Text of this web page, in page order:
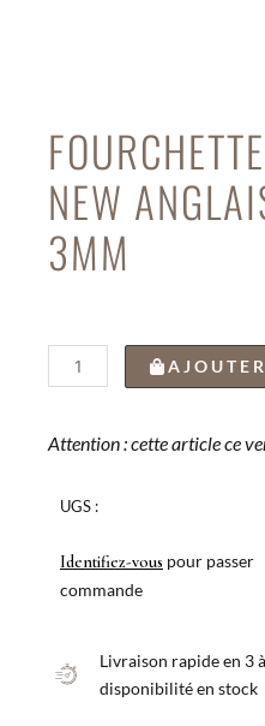
NEW
3MM
quantité
de
DÉJEUNER
ANGLAIS
18/10
Attention : cette article ce
UGS :
Identifiez-vous pour passer
commande
Livraison rapide en 3
disponibilité en stock